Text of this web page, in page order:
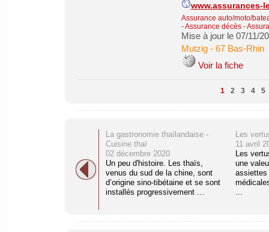
www.assurances-
Assurance auto/moto/
- Assurance décès-
Mise à jour le 07/11/
Mutzig- 67 Bas-Rhin
Voir la fiche
1 2 3 4 5
La gastronomie thaïlandaise -
Cuisine thaï
02 décembre 2020
Un peu d'histoire. Les thaïs,
venus du sud de la chine, sont
d’origine sino-tibétaine et se sont
installés progressivement ...
Les
11 avril
Les
une
assiettes
...